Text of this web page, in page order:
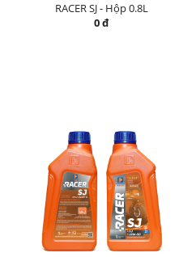
RACER SJ - Hộp 0.8L
0 đ